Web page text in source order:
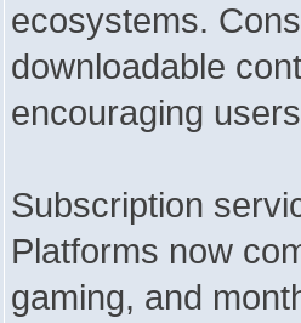
ecosystems.
downloadable
encouraging
Subscription
Platforms now
gaming, and